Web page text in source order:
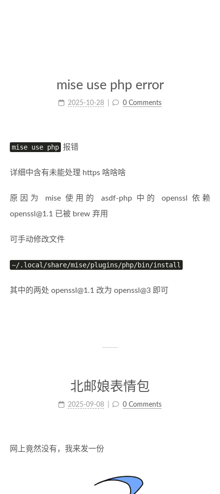
mise use php error
2025-10-28 0 Comments
mise use php 报错
详细中含有未能处理 https 啥啥啥
原因为 mise 使用的 asdf-php 中的 openssl 依赖
openssl@1.1
已被 brew 弃用
可手动修改文件
~/.local/share/mise/plugins/php/bin/install
其中的两处 openssl@1.1 改为 openssl@3 即可
北邮娘表情包
2025-09-08 0 Comments
网上竟然没有，我来发一份